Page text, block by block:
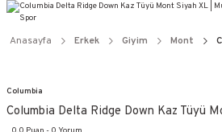
Anasayfa Erkek Giyim Mont
Columbia
Columbia Delta Ridge Down Kaz Tüyü